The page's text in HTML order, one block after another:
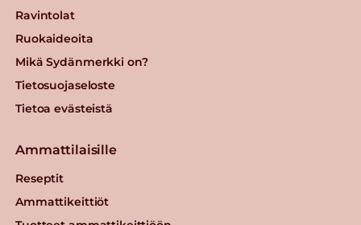
Ravintolat
Ruokaideoita
Mikä Sydänmerkki on?
Tietosuojaseloste
Tietoa evästeistä
Ammattilaisille
Reseptit
Ammattikeittiöt